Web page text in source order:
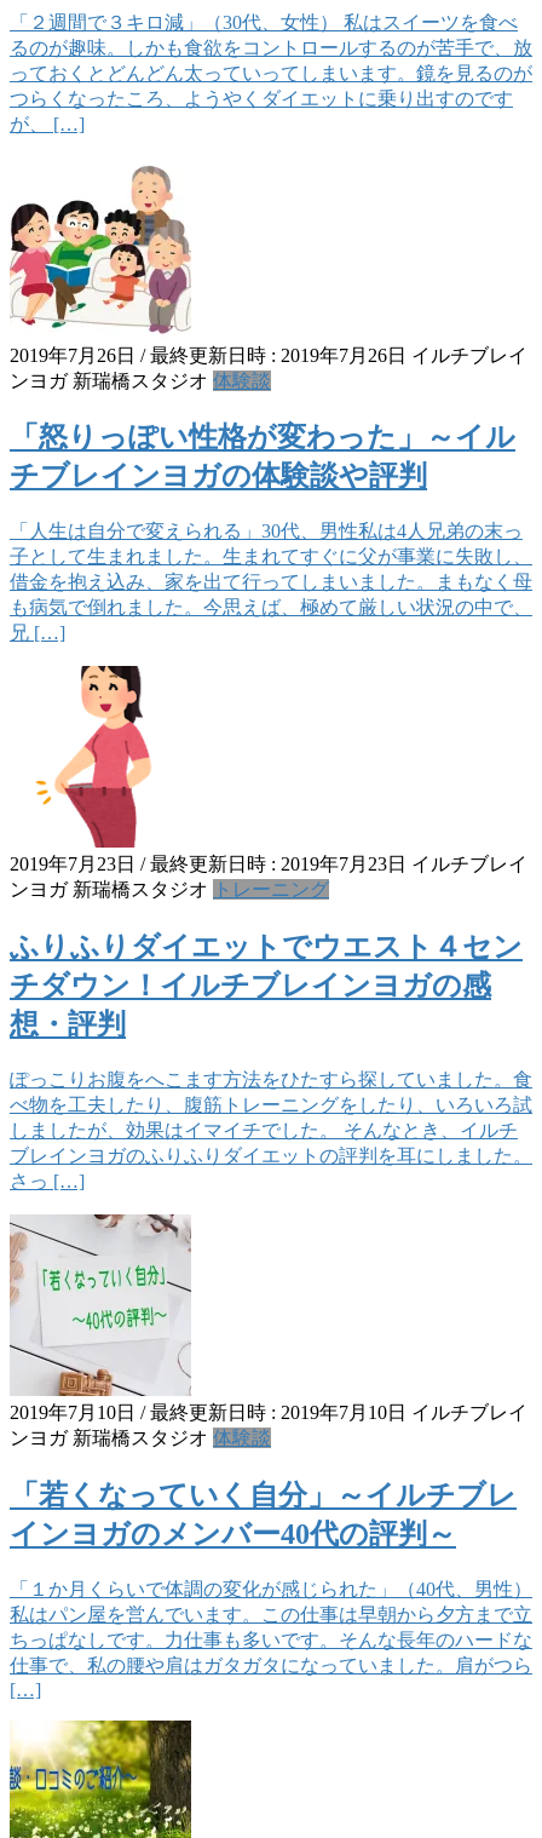
「２週間で３キロ減」（30代、女性） 私はスイーツを食べ
るのが趣味。しかも食欲をコントロールするのが苦手で、放
っておくとどんどん太っていってしまいます。鏡を見るのが
つらくなったころ、ようやくダイエットに乗り出すのです
が、 […]
2019年7月26日 / 最終更新日時 : 2019年7月26日 イルチブレイ
ンヨガ 新瑞橋スタジオ 体験談
「怒りっぽい性格が変わった」～イル
チブレインヨガの体験談や評判
「人生は自分で変えられる」30代、男性私は4人兄弟の末っ
子として生まれました。生まれてすぐに父が事業に失敗し、
借金を抱え込み、家を出て行ってしまいました。まもなく母
も病気で倒れました。今思えば、極めて厳しい状況の中で、
兄 […]
2019年7月23日 / 最終更新日時 : 2019年7月23日 イルチブレイ
ンヨガ 新瑞橋スタジオ
トレーニング
ふりふりダイエットでウエスト４セン
チダウン！イルチブレインヨガの感
想・評判
ぽっこりお腹をへこます方法をひたすら探していました。食
べ物を工夫したり、腹筋トレーニングをしたり、いろいろ試
しましたが、効果はイマイチでした。 そんなとき、イルチ
ブレインヨガのふりふりダイエットの評判を耳にしました。
さっ […]
2019年7月10日 / 最終更新日時 : 2019年7月10日 イルチブレイ
ンヨガ 新瑞橋スタジオ 体験談
「若くなっていく自分」～イルチブレ
インヨガのメンバー40代の評判～
「１か月くらいで体調の変化が感じられた」（40代、男性）
私はパン屋を営んでいます。この仕事は早朝から夕方まで立
ちっぱなしです。力仕事も多いです。そんな長年のハードな
仕事で、私の腰や肩はガタガタになっていました。肩がつら
[…]